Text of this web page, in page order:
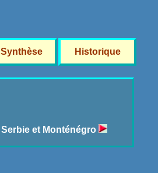
Synthèse Historique
Serbie et Monténégro